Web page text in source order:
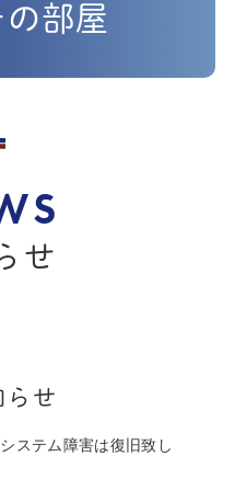
の部屋
せ
らせ
ステム障害は復旧致し